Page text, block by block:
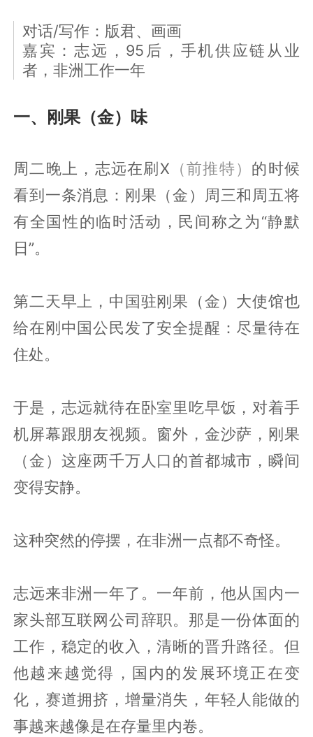
对话/写作：版君、画画
嘉宾：志远，95后，手机供应链从业
者，非洲工作一年
一、刚果（金）味
周二晚上，志远在刷X （前推特） 的时候
看到一条消息：刚果（金）周三和周五将
有全国性的临时活动，民间称之为“静默
日”。
第二天早上，中国驻刚果（金）大使馆也
给在刚中国公民发了安全提醒：尽量待在
住处。
于是，志远就待在卧室里吃早饭，对着手
机屏幕跟朋友视频。窗外，金沙萨，刚果
（金）这座两千万人口的首都城市，瞬间
变得安静。
这种突然的停摆，在非洲一点都不奇怪。
志远来非洲一年了。一年前，他从国内一
家头部互联网公司辞职。那是一份体面的
工作，稳定的收入，清晰的晋升路径。但
他越来越觉得，国内的发展环境正在变
化，赛道拥挤，增量消失，年轻人能做的
事越来越像是在存量里内卷。